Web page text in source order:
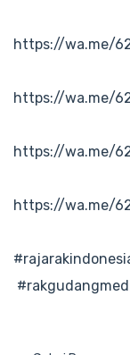
https://wa.me/
https://wa.me/
https://wa.me/
https://wa.me/